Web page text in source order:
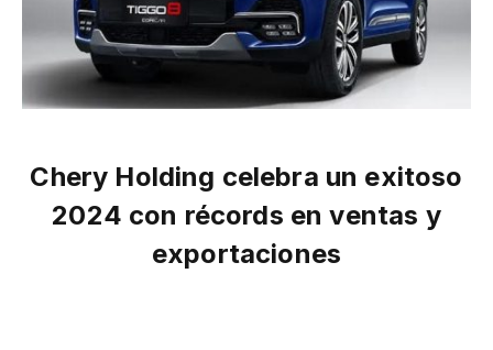
Chery Holding celebra un exitoso
2024 con récords en ventas y
exportaciones